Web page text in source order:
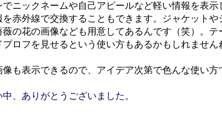
ニックネームや自己アピールなど軽い情報を表
を赤外線で交換することもできます。ジャケット
の花の画像なども用意してあるんです（笑）。
ロフを見せるという使い方もあるかもしれません
も表示できるので、アイデア次第で色んな使い方
、ありがとうございました。